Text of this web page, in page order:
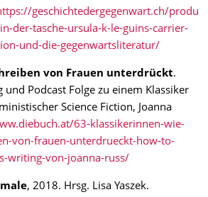
geschichtedergegenwart.ch/produ
der-tasche-ursula-k-le-guins-carrier-
und-die-gegenwartsliteratur/
von Frauen unterdrückt.
und Podcast Folge zu einem Klassiker
Science Fiction, Joanna
63-klassikerinnen-wie-
von-frauen-unterdrueckt-how-to-
writing-von-joanna-russ/
, 2018. Hrsg. Lisa Yaszek.